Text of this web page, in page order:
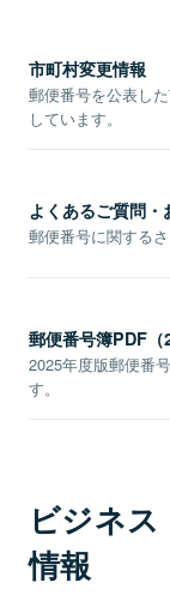
市町村変更情報
郵便番号を公表し
しています。
よくあるご質問・
郵便番号に関する
郵便番号簿PDF（
2025年度版郵便番
す。
ビジネ
情報